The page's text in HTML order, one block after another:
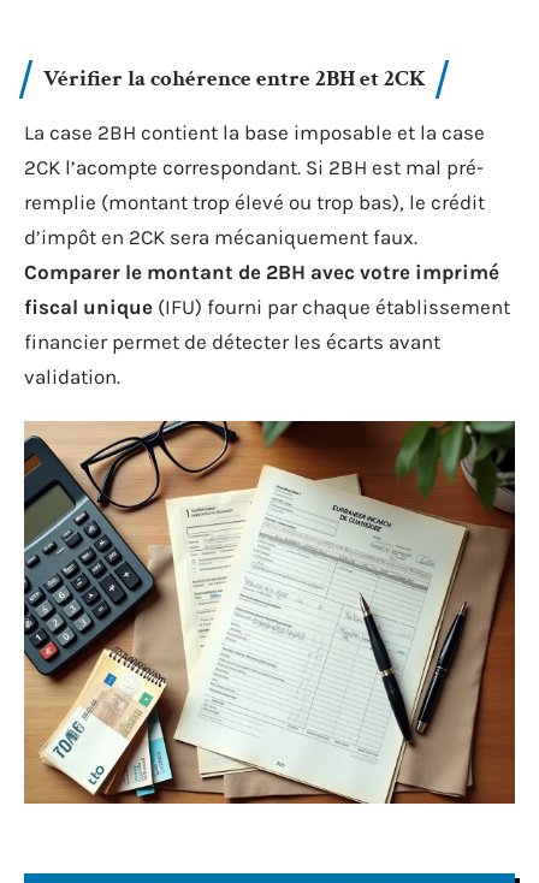
Vérifier la cohérence entre 2BH et 2CK
La case 2BH contient la base imposable et la case
2CK l’acompte correspondant. Si 2BH est mal pré-
remplie (montant trop élevé ou trop bas), le crédit
d’impôt en 2CK sera mécaniquement faux.
Comparer le montant de 2BH avec votre imprimé
fiscal unique (IFU) fourni par chaque établissement
financier permet de détecter les écarts avant
validation.